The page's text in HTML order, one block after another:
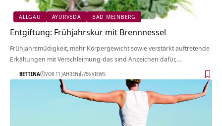
ALLGÄU AYURVEDA BAD MEINBERG
Entgiftung: Frühjahrskur mit Brennnessel
Frühjahrsmüdigkeit, mehr Körpergewicht sowie verstärkt auftretende
Erkältungen mit Verschleimung-das sind Anzeichen dafür,…
BETTINA VOR 11 JAHREN 756 VIEWS